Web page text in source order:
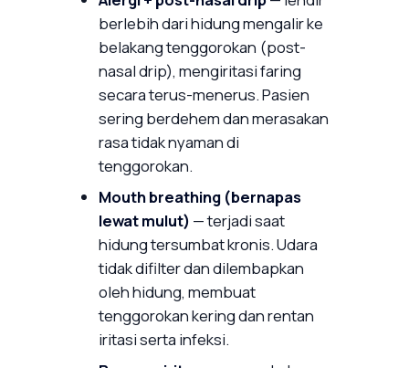
berlebih dari hidung mengalir ke
belakang tenggorokan (post-
nasal drip), mengiritasi faring
secara terus-menerus. Pasien
sering berdehem dan merasakan
rasa tidak nyaman di
tenggorokan.
Mouth breathing (bernapas
lewat mulut) — terjadi saat
hidung tersumbat kronis. Udara
tidak difilter dan dilembapkan
oleh hidung, membuat
tenggorokan kering dan rentan
iritasi serta infeksi.